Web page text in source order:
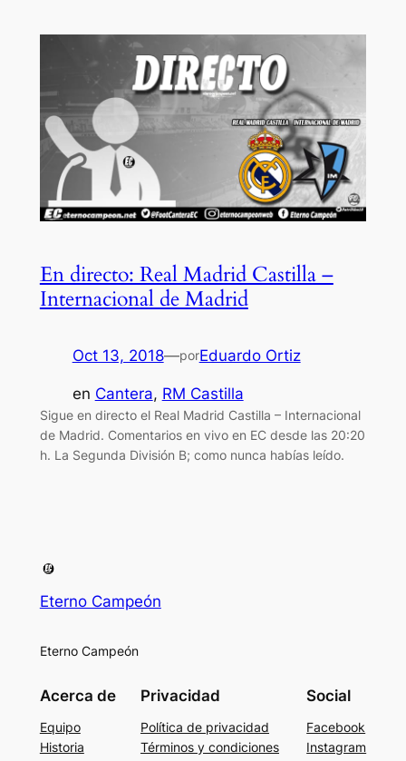
En directo: Real Madrid Castilla –
Internacional de Madrid
Oct 13, 2018—porEduardo Ortiz
en Cantera, RM Castilla
Sigue en directo el Real Madrid Castilla – Internacional
de Madrid. Comentarios en vivo en EC desde las 20:20
h. La Segunda División B; como nunca habías leído.
Eterno Campeón
Eterno Campeón
Acerca de
Equipo
Historia
Privacidad
Política de privacidad
Términos y condiciones
Social
Facebook
Instagram